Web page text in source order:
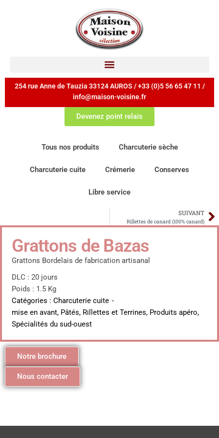
254 rue Anne de Tauzia 33124 AUROS / +33 (0)5 56 65 47 11 /
info@maison-voisine.fr
Devenez point relais
Tous nos produits Charcuterie sèche
Charcuterie cuite Crémerie Conserves
Libre service
SUIVANT
Rillettes de canard (100% canard)
Grattons de Bazas
Grattons Bordelais de fabrication artisanal
DLC : 20 jours
Poids : 1.5 Kg
Catégories : Charcuterie cuite -
mise en avant, Pâtés, Rillettes et Terrines, Produits apéro,
Spécialités du sud-ouest
Notre brochure
Nous contacter